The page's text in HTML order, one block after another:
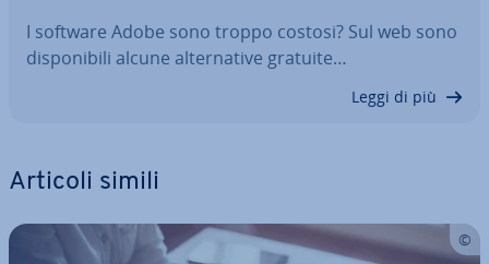
I software Adobe sono troppo costosi? Sul web sono
di­spo­ni­bi­li alcune al­ter­na­ti­ve gratuite…
Leggi di più
Articoli simili